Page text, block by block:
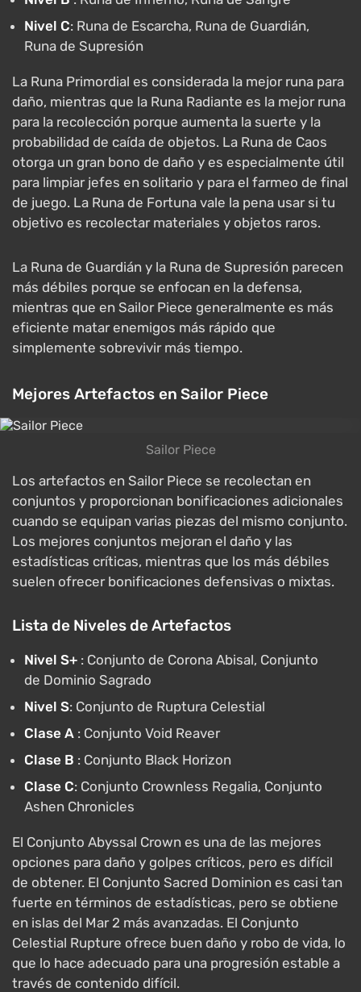
Nivel C: Runa de Escarcha, Runa de Guardián,
Runa de Supresión
La Runa Primordial es considerada la mejor runa para
daño, mientras que la Runa Radiante es la mejor runa
para la recolección porque aumenta la suerte y la
probabilidad de caída de objetos. La Runa de Caos
otorga un gran bono de daño y es especialmente útil
para limpiar jefes en solitario y para el farmeo de final
de juego. La Runa de Fortuna vale la pena usar si tu
objetivo es recolectar materiales y objetos raros.
La Runa de Guardián y la Runa de Supresión parecen
más débiles porque se enfocan en la defensa,
mientras que en Sailor Piece generalmente es más
eficiente matar enemigos más rápido que
simplemente sobrevivir más tiempo.
Mejores Artefactos en Sailor Piece
Sailor Piece
Los artefactos en Sailor Piece se recolectan en
conjuntos y proporcionan bonificaciones adicionales
cuando se equipan varias piezas del mismo conjunto.
Los mejores conjuntos mejoran el daño y las
estadísticas críticas, mientras que los más débiles
suelen ofrecer bonificaciones defensivas o mixtas.
Lista de Niveles de Artefactos
Nivel S+ : Conjunto de Corona Abisal, Conjunto
de Dominio Sagrado
Nivel S: Conjunto de Ruptura Celestial
Clase A : Conjunto Void Reaver
Clase B : Conjunto Black Horizon
Clase C: Conjunto Crownless Regalia, Conjunto
Ashen Chronicles
El Conjunto Abyssal Crown es una de las mejores
opciones para daño y golpes críticos, pero es difícil
de obtener. El Conjunto Sacred Dominion es casi tan
fuerte en términos de estadísticas, pero se obtiene
en islas del Mar 2 más avanzadas. El Conjunto
Celestial Rupture ofrece buen daño y robo de vida, lo
que lo hace adecuado para una progresión estable a
través de contenido difícil.